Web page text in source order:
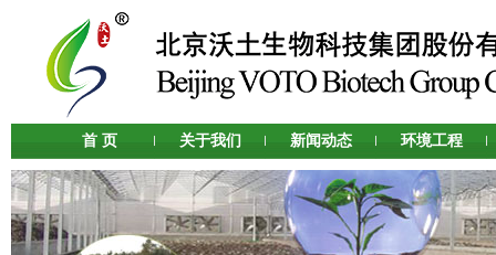
首 页 关于我们 新闻动态 环境工程